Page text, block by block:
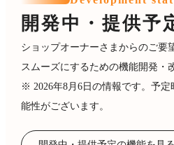
開発中・提供予
ショップオーナーさまからのご要
スムーズにするための機能開発・
※ 2026年8月6日の情報です。予
能性がございます。